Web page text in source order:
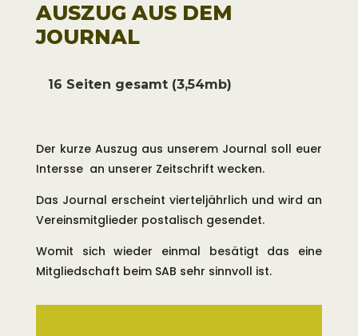
einmal gesagt werden, dass das
Laichfischen keinesfalls eine
Streben nach immer mehr Ertrag,
nachhaltigen Laichfischerei steht
Stelle.
Wir begleiten die ablaichenden
Maränen mit unseren Hegenen und
AUSZUG AUS DEM
JOURNAL
16 Seiten gesamt (3,54mb)
Der kurze Auszug aus unserem Journal soll euer
Intersse an unserer Zeitschrift wecken.
Das Journal erscheint vierteljährlich und wird an
Vereinsmitglieder postalisch gesendet.
Womit sich wieder einmal besätigt das eine
Mitgliedschaft beim SAB sehr sinnvoll ist.